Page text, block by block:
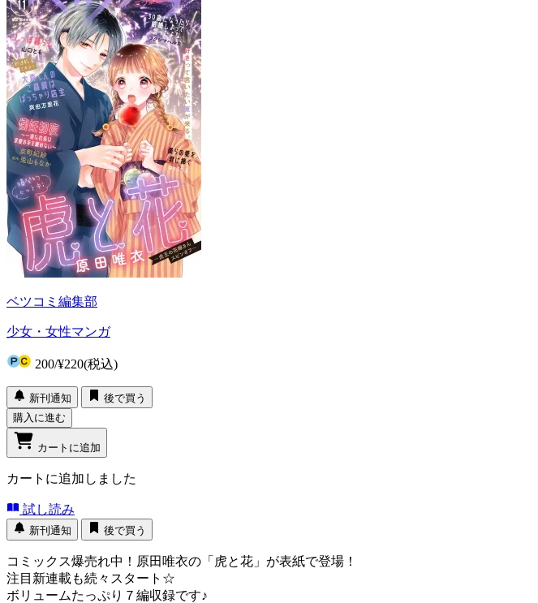
ベツコミ編集部
少女・女性マンガ
200/¥220(税込)
新刊通知
後で買う
購入に進む
カートに追加
カートに追加しました
試し読み
新刊通知 後で買う
コミックス爆売れ中！原田唯衣の「虎と花」が表紙で登場！
注目新連載も続々スタート☆
ボリュームたっぷり７編収録です♪